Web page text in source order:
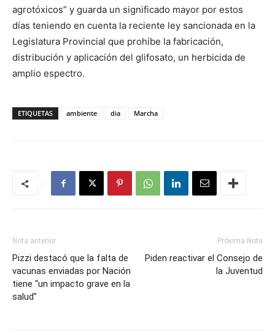
agrotóxicos” y guarda un significado mayor por estos
días teniendo en cuenta la reciente ley sancionada en la
Legislatura Provincial que prohíbe la fabricación,
distribución y aplicación del glifosato, un herbicida de
amplio espectro.
ETIQUETAS ambiente dia Marcha
Nota anterior
Pizzi destacó que la falta de
vacunas enviadas por Nación
tiene “un impacto grave en la
salud”
Próxima Nota
Piden reactivar el Consejo de
la Juventud